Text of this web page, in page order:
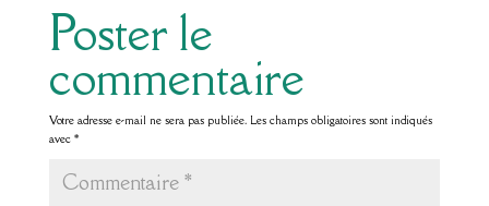
Poster le
commentaire
Votre adresse e-mail ne sera pas publiée. Les champs obligatoires sont indiqués
avec *